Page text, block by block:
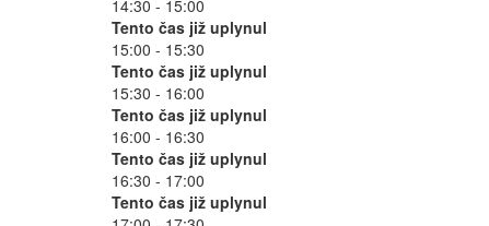
14:30 - 15:00
Tento čas již uplynul
15:00 - 15:30
Tento čas již uplynul
15:30 - 16:00
Tento čas již uplynul
16:00 - 16:30
Tento čas již uplynul
16:30 - 17:00
Tento čas již uplynul